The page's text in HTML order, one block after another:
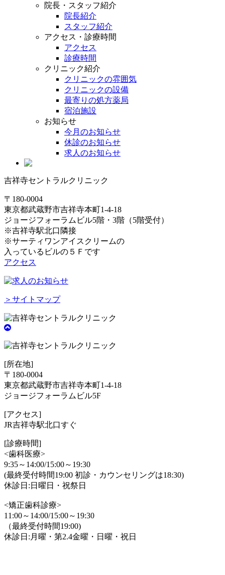
院長・スタッフ紹介
院長紹介
スタッフ紹介
アクセス・診療時間
アクセス
診療時間
クリニック紹介
クリニックの雰囲気
クリニックの設備
最寄りの処方薬局
宿泊施設
お知らせ
今月のお知らせ
休診のお知らせ
求人のお知らせ
吉祥寺セントラルクリニック
〒180-0004
東京都武蔵野市吉祥寺本町1-4-18
ジョージフォーラムビル5階・3階（5階受付）
※吉祥寺駅北口隣接
※サーティワンアイスクリームの
入っているビルの５Ｆです
アクセス
＞サイトマップ
[所在地]
〒180-0004
東京都武蔵野市吉祥寺本町1-4-18
ジョージフォーラムビル5F
[アクセス]
JR吉祥寺駅北口すぐ
[診療時間]
<歯科医療>
9:35～14:00/15:00～19:30
(最終受付時間19:00 初診・カウンセリングは18:30)
休診日:日曜日・祝祭日
<矯正歯科診療>
11:00～14:00/15:00～19:30
（最終受付時間19:00)
休診日:月曜・第2.4金曜・日曜・祝日